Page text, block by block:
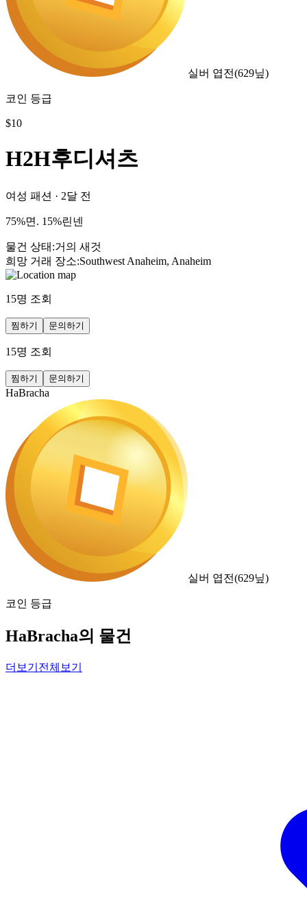
실버 엽전(629닢)
코인 등급
$10
H2H후디셔츠
여성 패션 · 2달 전
75%면. 15%린넨
물건 상태 :거의 새것
희망 거래 장소:Southwest Anaheim, Anaheim
15명 조회
찜하기 문의하기
15명 조회
찜하기 문의하기
HaBracha
실버 엽전(629닢)
코인 등급
HaBracha의 물건
더보기 전체보기